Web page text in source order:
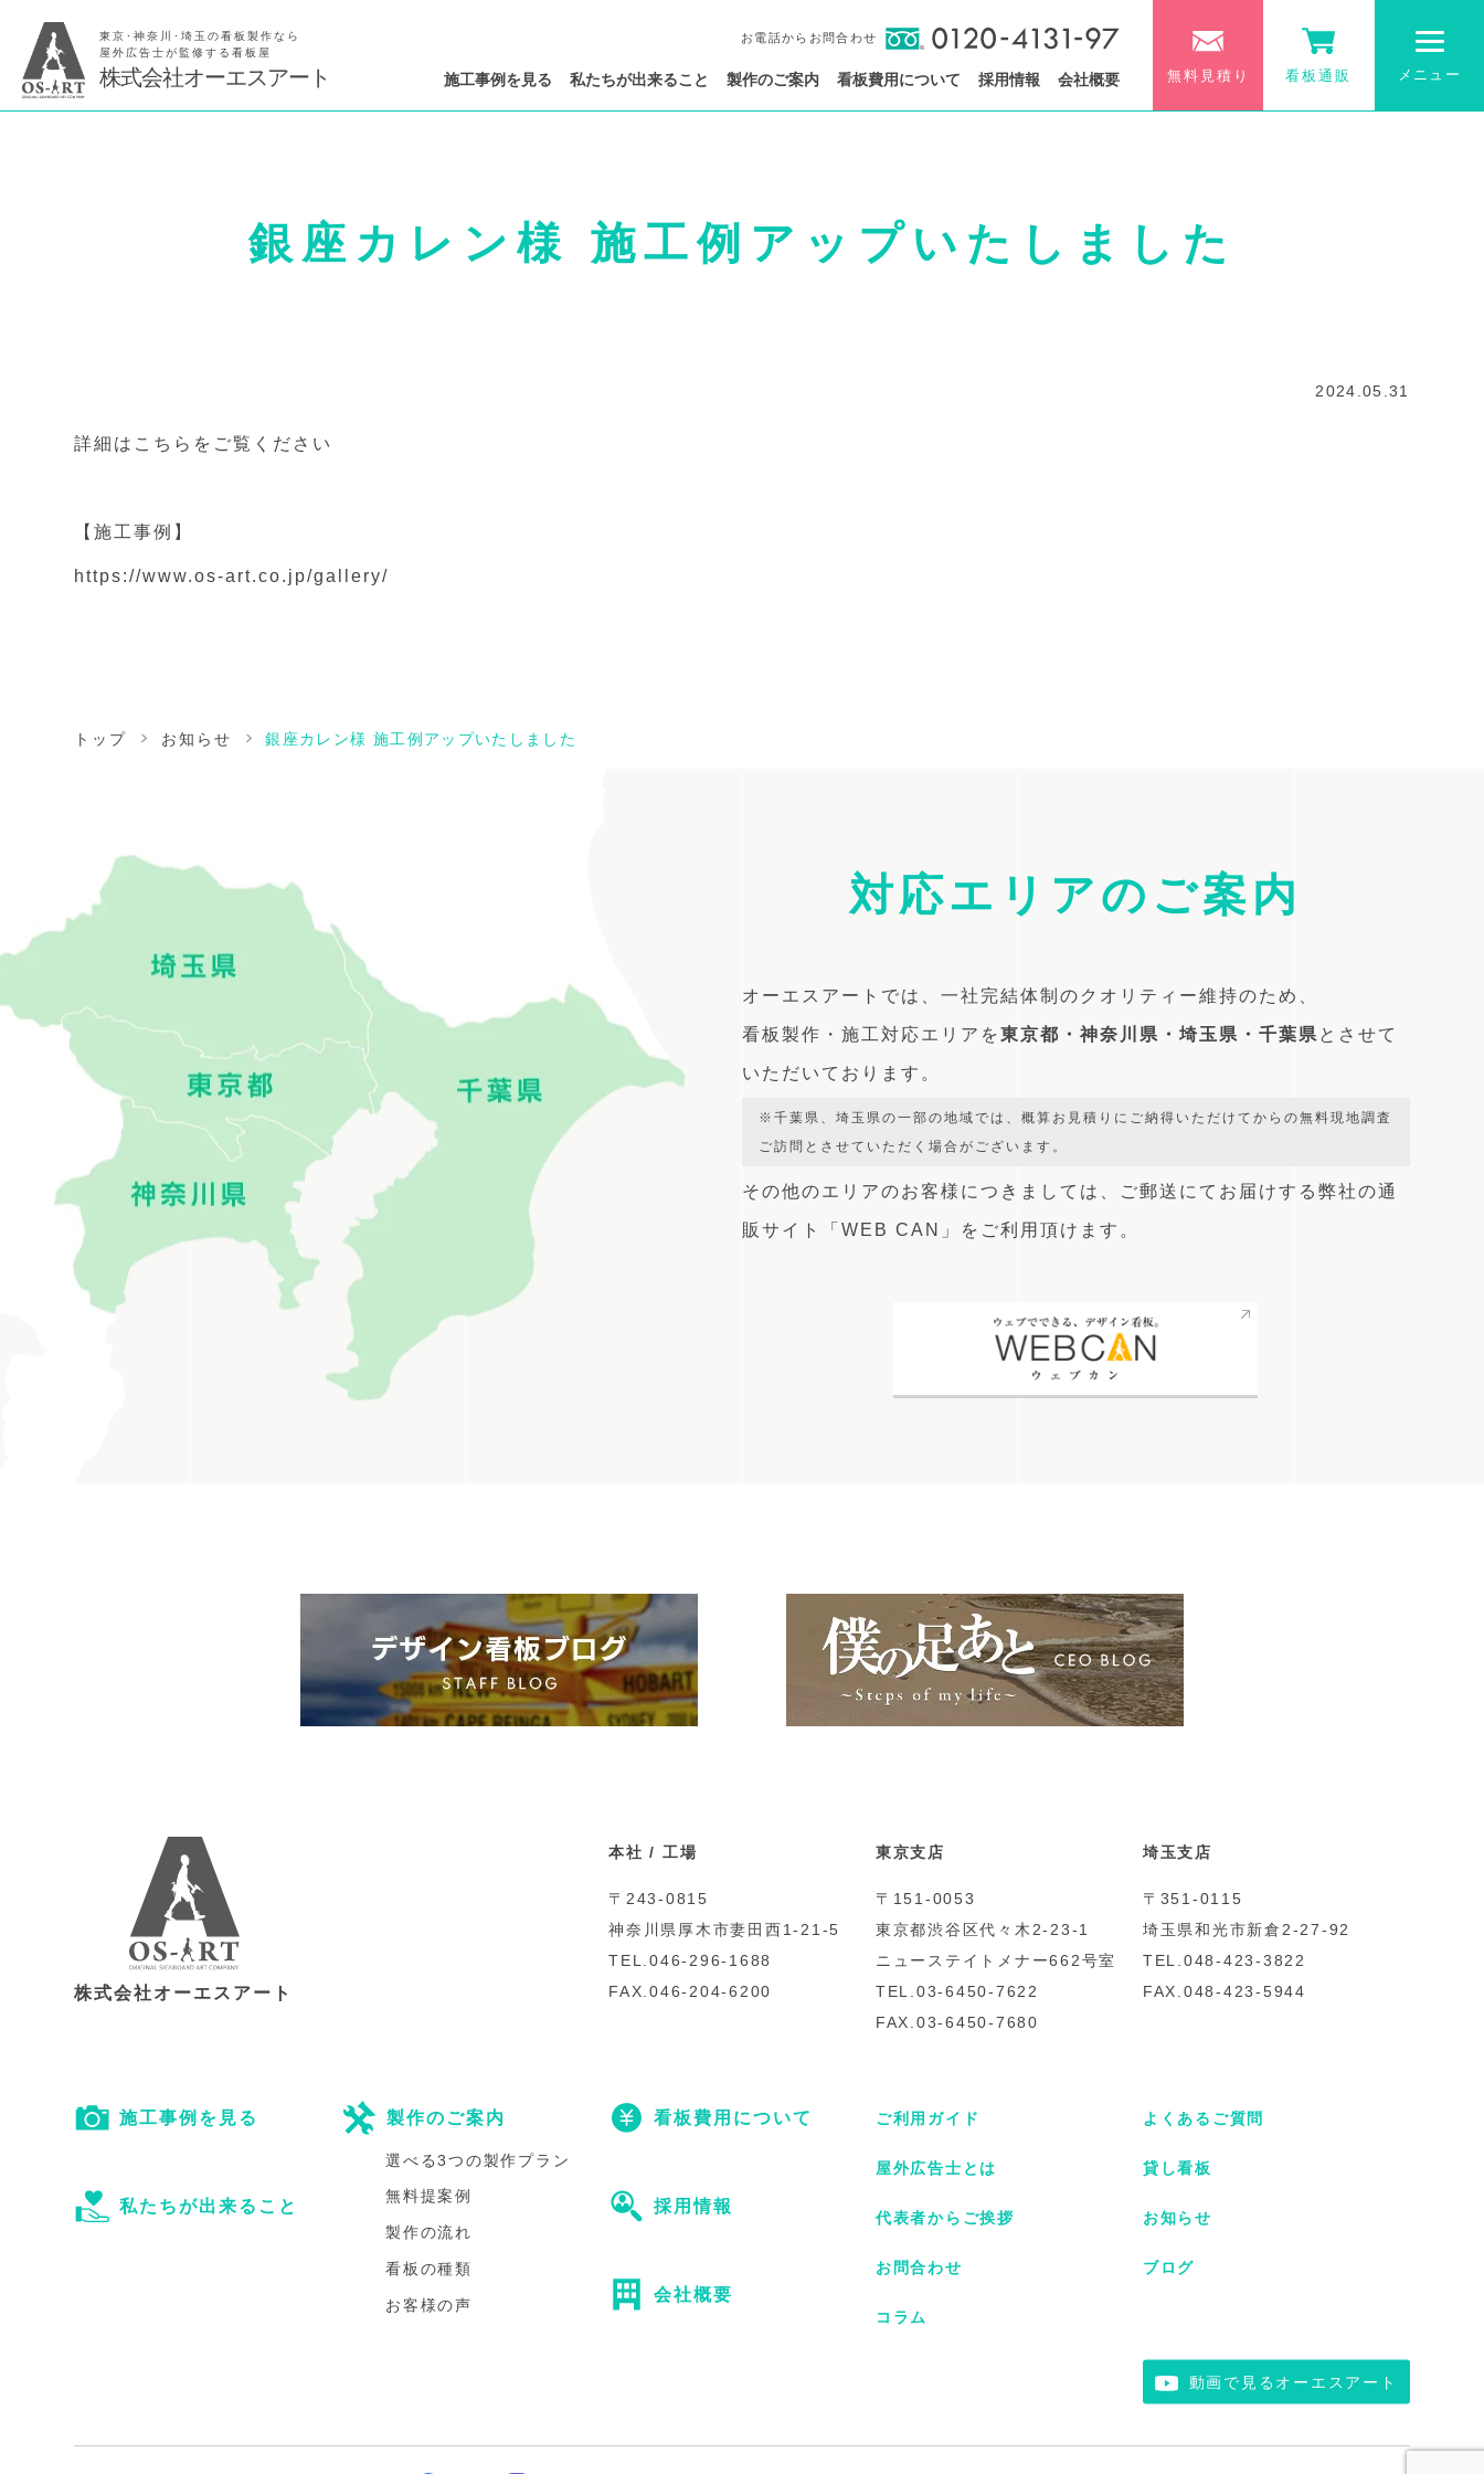
東京･神奈川･埼玉の看板製作なら
屋外広告士が監修する看板屋
株式会社オーエスアート
お電話からお問合わせ
施工事例を見る 私たちが出来ること 製作のご案内 看板費用について 採用情報 会社概要 無料見積り 看板通販 メニュー
銀座カレン様 施工例アップいたしました
2024.05.31
詳細はこちらをご覧ください
【施工事例】
https://www.os-art.co.jp/gallery/
トップ お知らせ 銀座カレン様 施工例アップいたしました
対応エリアのご案内
オーエスアートでは、 一社完結体制のクオリティー維持のため、
看板製作・施工対応エリアを東京都・神奈川県・埼玉県・千葉県 とさせて
いただいております。
※千葉県、埼玉県の一部の地域では、概算お見積りにご納得いただけてからの無料現地調査
ご訪問とさせていただく場合がございます。
その他のエリアのお客様につきましては、 ご郵送にてお届けする弊社の通
販サイト 「WEB CAN」をご利用頂けます。
株式会社オーエスアート
本社 / 工場
〒243-0815
神奈川県厚木市妻田西1-21-5
TEL.046-296-1688
FAX.046-204-6200
東京支店
〒151-0053
東京都渋谷区代々木2-23-1
ニューステイトメナー662号室
TEL.03-6450-7622
FAX.03-6450-7680
埼玉支店
〒351-0115
埼玉県和光市新倉2-27-92
TEL.048-423-3822
FAX.048-423-5944
施工事例を見る
私たちが出来ること
製作のご案内
選べる3つの製作プラン
無料提案例
製作の流れ
看板の種類
お客様の声
看板費用について
採用情報
会社概要
ご利用ガイド
屋外広告士とは
代表者からご挨拶
お問合わせ
よくあるご質問
貸し看板
お知らせ
ブログ
コラム
動画で見るオーエスアート